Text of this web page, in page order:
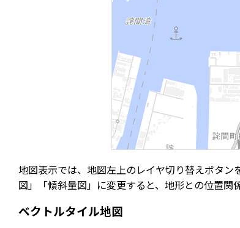
地図表示では、地図左上のレイヤ切り替えボタ
図」「傾斜量図」に変更すると、地形との位置関
ベクトルタイル地図